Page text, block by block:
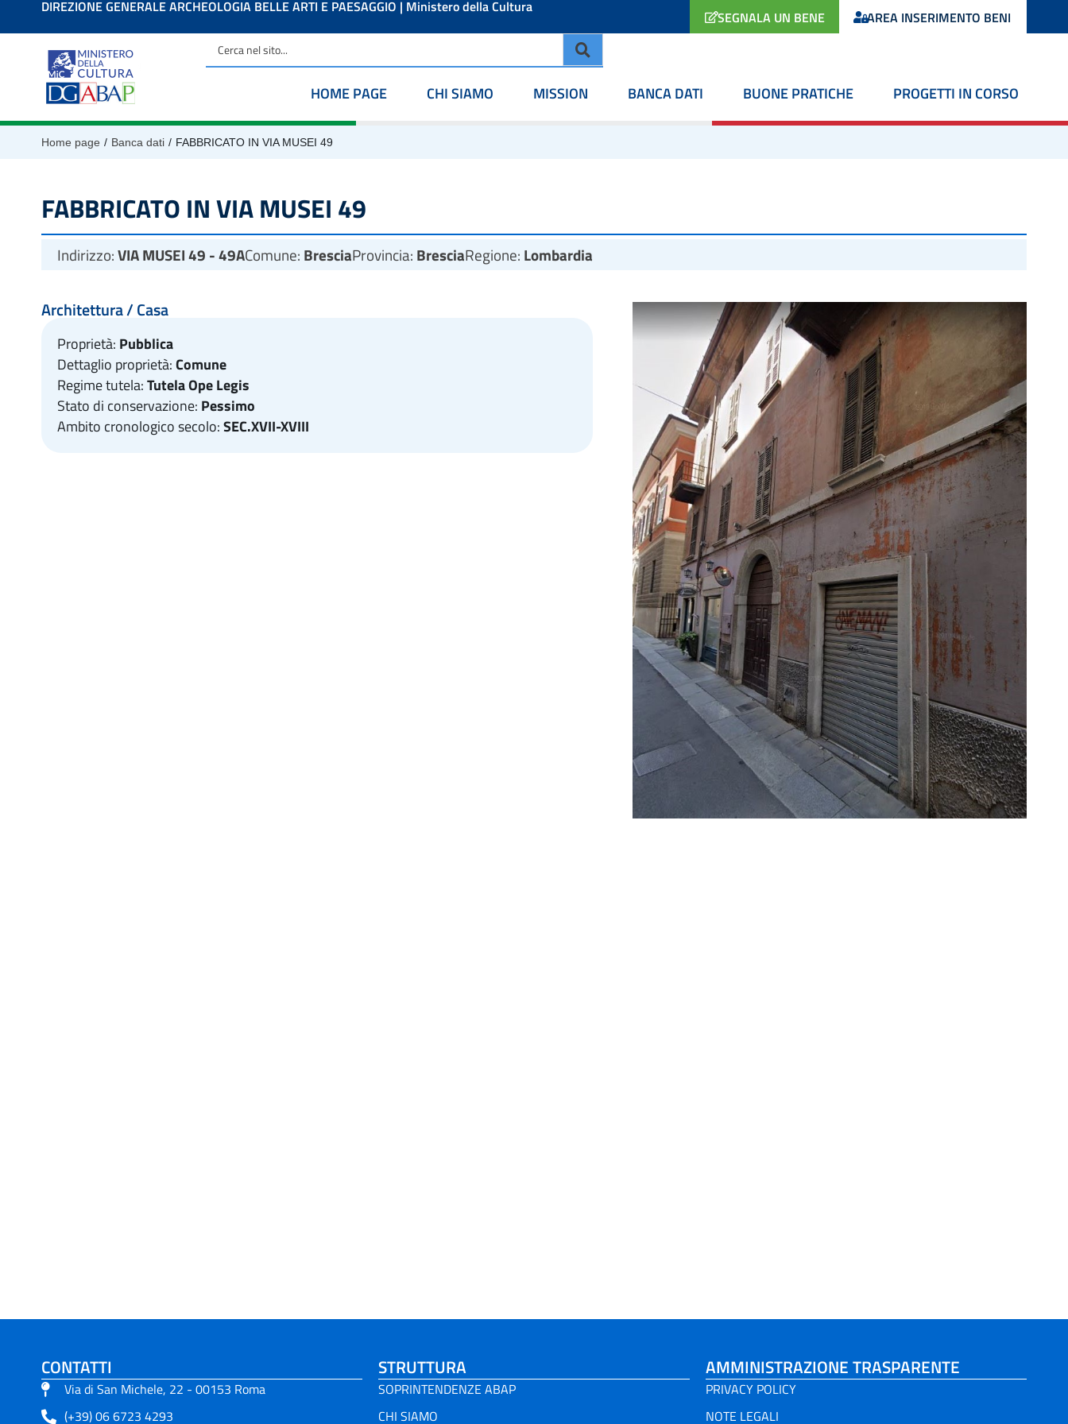
contenutoDIREZIONE GENERALE ARCHEOLOGIA BELLE ARTI E PAESAGGIO | Ministero della Cultura
SEGNALA UN BENE AREA INSERIMENTO BENI
HOME PAGE CHI SIAMO MISSION BANCA DATI BUONE PRATICHE PROGETTI IN CORSO
Home page / Banca dati / FABBRICATO IN VIA MUSEI 49
FABBRICATO IN VIA MUSEI 49
Indirizzo:VIA MUSEI 49 - 49AComune: BresciaProvincia: BresciaRegione: Lombardia
Architettura / Casa
Proprietà: Pubblica
Dettaglio proprietà:Comune
Regime tutela:Tutela Ope Legis
Stato di conservazione: Pessimo
Ambito cronologico secolo:SEC.XVII-XVIII
CONTATTI
Via di San Michele, 22 - 00153 Roma
(+39) 06 6723 4293
STRUTTURA
SOPRINTENDENZE ABAP
CHI SIAMO
AMMINISTRAZIONE TRASPARENTE
PRIVACY POLICY
NOTE LEGALI